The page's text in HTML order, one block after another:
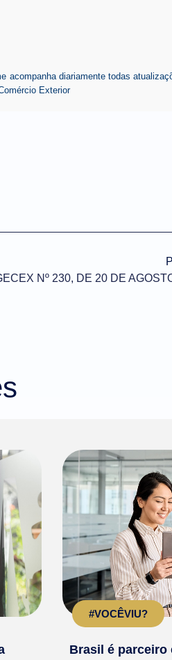
acompanha diariamente todas
Exterior
#VOCÊVIU?
Brasil é parceiro